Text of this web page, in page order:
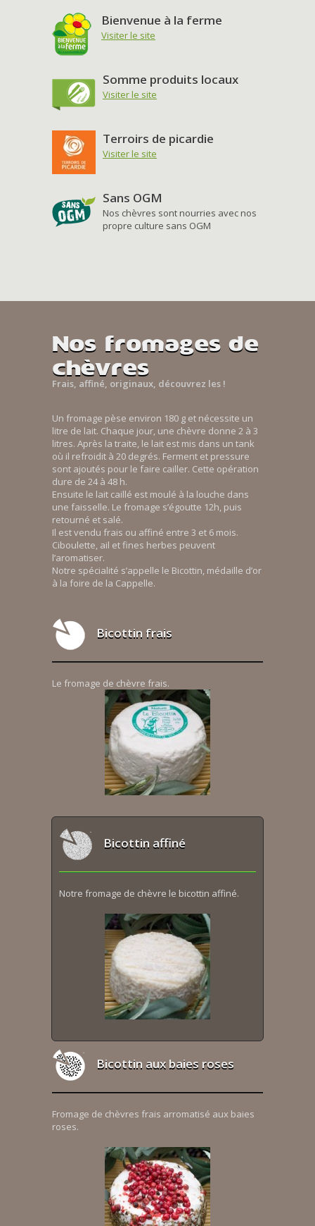
Bienvenue à la ferme
Visiter le site
Somme produits locaux
Visiter le site
Terroirs de picardie
Visiter le site
Sans OGM
Nos chèvres sont nourries avec nos
propre culture sans OGM
Nos fromages de
chèvres
Frais, affiné, originaux, découvrez les !
Un fromage pèse environ 180 g et nécessite un
litre de lait. Chaque jour, une chèvre donne 2 à 3
litres. Après la traite, le lait est mis dans un tank
où il refroidit à 20 degrés. Ferment et pressure
sont ajoutés pour le faire cailler. Cette opération
dure de 24 à 48 h.
Ensuite le lait caillé est moulé à la louche dans
une faisselle. Le fromage s’égoutte 12h, puis
retourné et salé.
Il est vendu frais ou affiné entre 3 et 6 mois.
Ciboulette, ail et fines herbes peuvent
l’aromatiser.
Notre spécialité s’appelle le Bicottin, médaille d’or
à la foire de la Cappelle.
Bicottin frais
Le fromage de chèvre frais.
Bicottin affiné
Notre fromage de chèvre le bicottin affiné.
Bicottin aux baies roses
Fromage de chèvres frais arromatisé aux baies
roses.